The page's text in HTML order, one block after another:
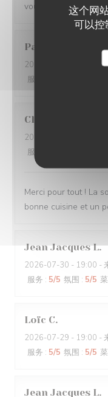
这个网
可以控
vous
Pascal
2026-07-31
- 20:45 -
服务
Claire
2026-07-30
- 20:30 -
服务
Merci pour tout ! La
bonne cuisine et un
Jean Jacques L
2026-07-30 - 19:00 -
服务 : 5/5 氛围 : 5/5
Loïc C
2026-07-29 - 19:00 -
服务 : 5/5 氛围 : 5/5
Jean Jacques L